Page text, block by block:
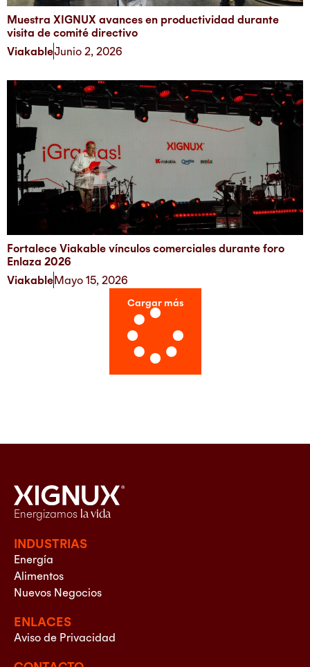
Muestra XIGNUX avances en productividad durante
visita de comité directivo
ViakableJunio 2, 2026
Fortalece Viakable vínculos comerciales durante foro
Enlaza 2026
ViakableMayo 15, 2026
Cargar más
Energizamos la vida
INDUSTRIAS
Energía
Alimentos
Nuevos Negocios
ENLACES
Aviso de Privacidad